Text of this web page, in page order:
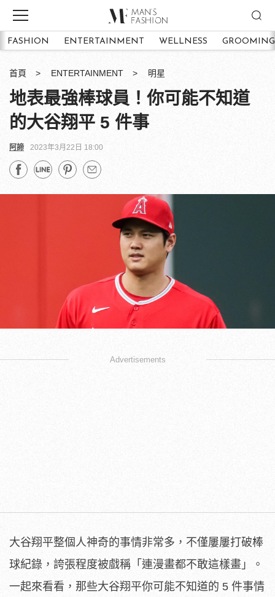
FASHION ENTERTAINMENT WELLNESS GROOMING
首頁 ENTERTAINMENT 明星
地表最強棒球員！你可能不知道
的大谷翔平 5 件事
阿諦 2023年3月22日 18:00
Advertisements
大谷翔平整個人神奇的事情非常多，不僅屢屢打破棒
球紀錄，誇張程度被戲稱「連漫畫都不敢這樣畫」。
一起來看看，那些大谷翔平你可能不知道的 5 件事情